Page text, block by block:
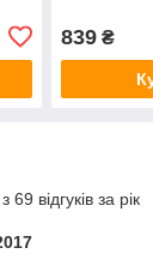
839₴
відгуків за рік